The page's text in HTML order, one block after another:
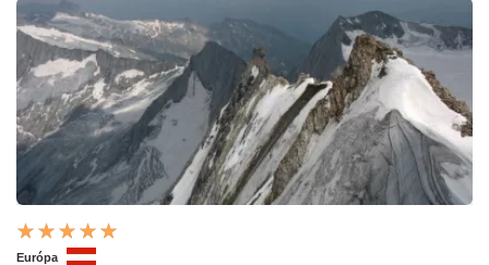
Európa